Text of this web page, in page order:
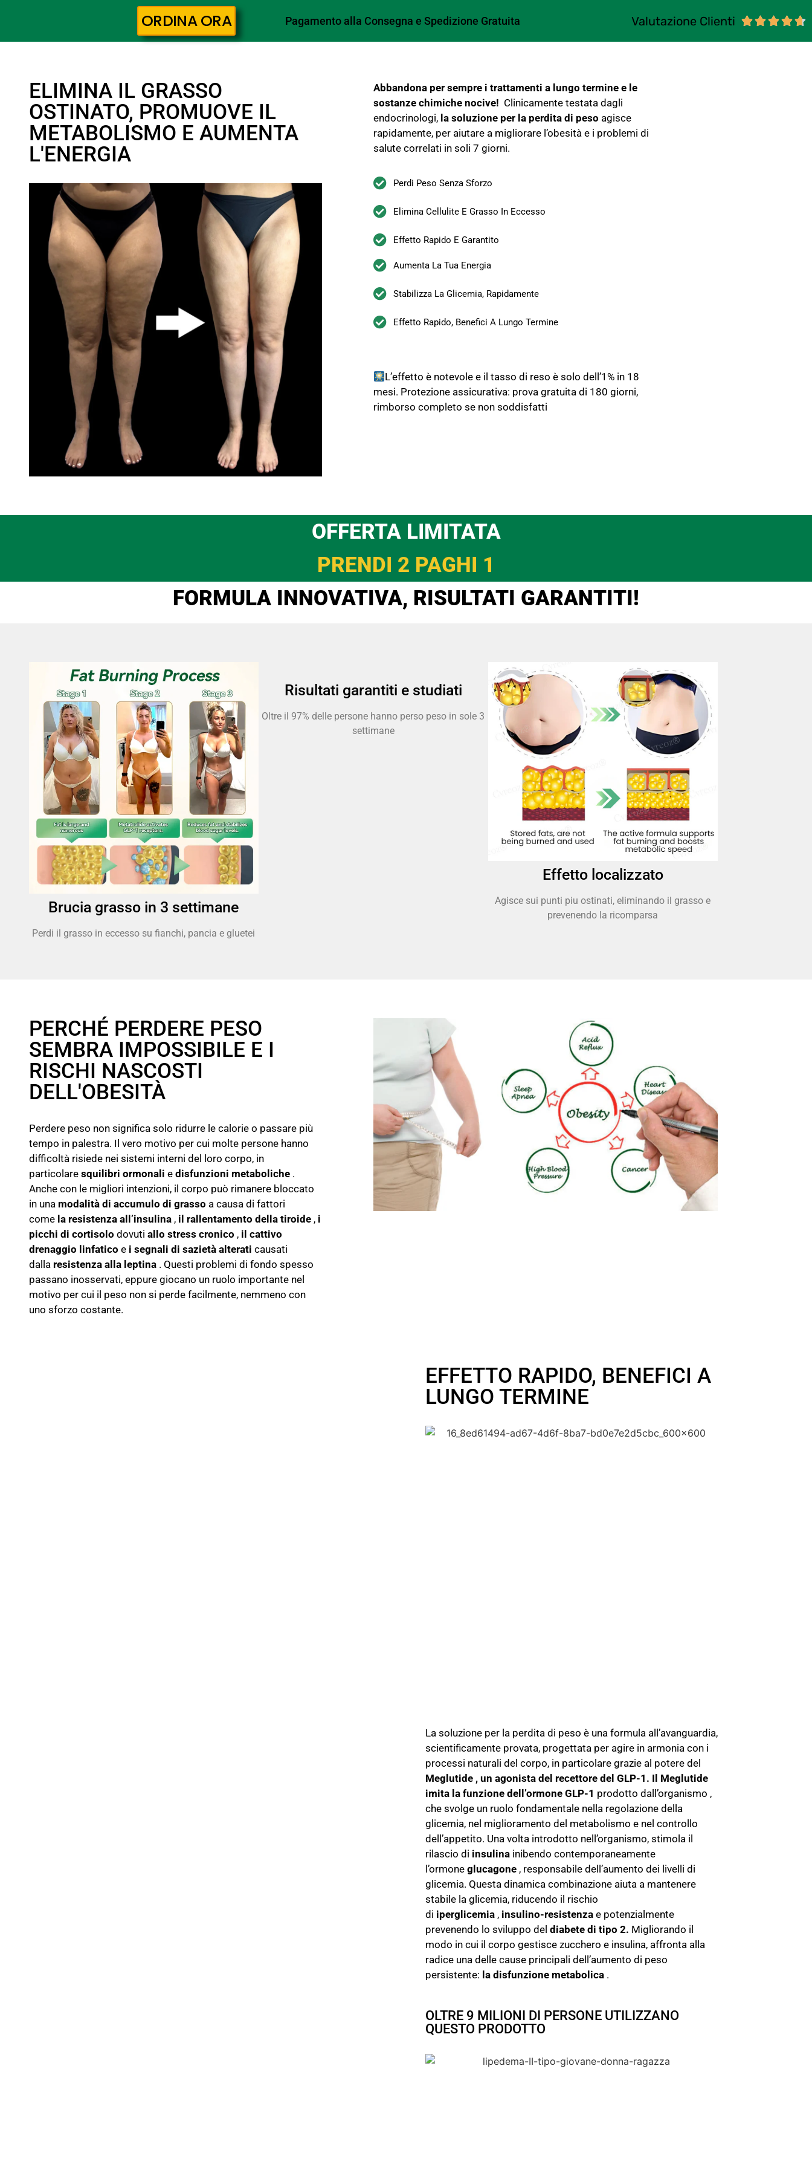
ORDINA ORA Pagamento alla Consegna e Spedizione Gratuita Valutazione Clienti 
ELIMINA IL GRASSO
OSTINATO, PROMUOVE IL
METABOLISMO E AUMENTA
L'ENERGIA
Abbandona per sempre i trattamenti a lungo termine e le
sostanze chimiche nocive! Clinicamente testata dagli
endocrinologi, la soluzione per la perdita di peso agisce
rapidamente, per aiutare a migliorare l’obesità e i problemi di
salute correlati in soli 7 giorni.
Perdi Peso Senza Sforzo
Elimina Cellulite E Grasso In Eccesso
Effetto Rapido E Garantito
Aumenta La Tua Energia
Stabilizza La Glicemia, Rapidamente
Effetto Rapido, Benefici A Lungo Termine
L’effetto è notevole e il tasso di reso è solo dell’1% in 18
mesi. Protezione assicurativa: prova gratuita di 180 giorni,
rimborso completo se non soddisfatti
OFFERTA LIMITATA
PRENDI 2 PAGHI 1
FORMULA INNOVATIVA, RISULTATI GARANTITI!
Brucia grasso in 3 settimane
Perdi il grasso in eccesso su fianchi, pancia e gluetei
Risultati garantiti e studiati
Oltre il 97% delle persone hanno perso peso in sole 3
settimane
Effetto localizzato
Agisce sui punti piu ostinati, eliminando il grasso e
prevenendo la ricomparsa
PERCHÉ PERDERE PESO
SEMBRA IMPOSSIBILE E I
RISCHI NASCOSTI
DELL'OBESITÀ
Perdere peso non significa solo ridurre le calorie o passare più
tempo in palestra. Il vero motivo per cui molte persone hanno
difficoltà risiede nei sistemi interni del loro corpo, in
particolare squilibri ormonali e disfunzioni metaboliche .
Anche con le migliori intenzioni, il corpo può rimanere bloccato
in una modalità di accumulo di grasso a causa di fattori
come la resistenza all’insulina , il rallentamento della tiroide , i
picchi di cortisolo dovuti allo stress cronico , il cattivo
drenaggio linfatico e i segnali di sazietà alterati causati
dalla resistenza alla leptina . Questi problemi di fondo spesso
passano inosservati, eppure giocano un ruolo importante nel
motivo per cui il peso non si perde facilmente, nemmeno con
uno sforzo costante.
EFFETTO RAPIDO, BENEFICI A
LUNGO TERMINE
La soluzione per la perdita di peso è una formula all’avanguardia,
scientificamente provata, progettata per agire in armonia con i
processi naturali del corpo, in particolare grazie al potere del
Meglutide , un agonista del recettore del GLP-1. Il Meglutide
imita la funzione dell’ormone GLP-1 prodotto dall’organismo ,
che svolge un ruolo fondamentale nella regolazione della
glicemia, nel miglioramento del metabolismo e nel controllo
dell’appetito. Una volta introdotto nell’organismo, stimola il
rilascio di insulinainibendo contemporaneamente
l’ormone glucagone, responsabile dell’aumento dei livelli di
glicemia. Questa dinamica combinazione aiuta a mantenere
stabile la glicemia, riducendo il rischio
di iperglicemia, insulino-resistenzae potenzialmente
prevenendo lo sviluppo del diabete di tipo 2. Migliorando il
modo in cui il corpo gestisce zucchero e insulina, affronta alla
radice una delle cause principali dell’aumento di peso
persistente: la disfunzione metabolica.
OLTRE 9 MILIONI DI PERSONE UTILIZZANO
QUESTO PRODOTTO